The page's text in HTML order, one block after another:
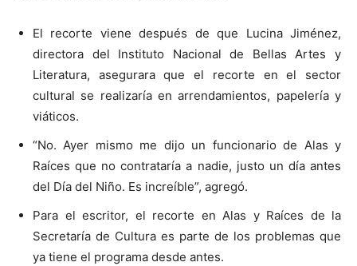
El recorte viene después de que Lucina Jiménez,
directora del Instituto Nacional de Bellas Artes y
Literatura, asegurara que el recorte en el sector
cultural se realizaría en arrendamientos, papelería y
viáticos.
“No. Ayer mismo me dijo un funcionario de Alas y
Raíces que no contrataría a nadie, justo un día antes
del Día del Niño. Es increíble”, agregó.
Para el escritor, el recorte en Alas y Raíces de la
Secretaría de Cultura es parte de los problemas que
ya tiene el programa desde antes.